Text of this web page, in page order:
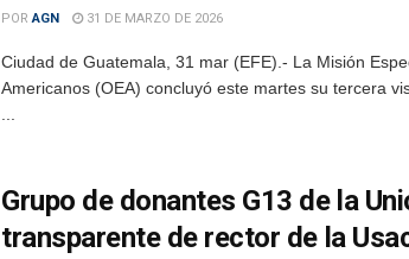
POR AGN 31 DE MARZO DE 2026
Ciudad de Guatemala, 31 mar (EFE).- La Misión
Americanos (OEA) concluyó este martes su tercera
...
Grupo de donantes G13 de la
transparente de rector de la